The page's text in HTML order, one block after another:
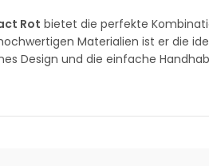
Rot bietet die perfekte
Materialien ist er die
Design und die einfache